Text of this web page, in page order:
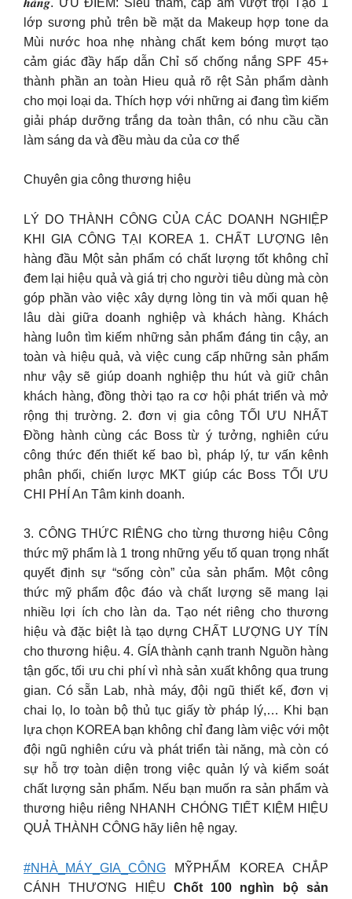
lớp sương phủ trên bề mặt da Makeup hợp tone da
Mùi nước hoa nhẹ nhàng chất kem bóng mượt tạo
cảm giác đầy hấp dẫn Chỉ số chống nắng SPF 45+
thành phần an toàn Hieu quả rõ rệt Sản phẩm dành
cho mọi loại da. Thích hợp với những ai đang tìm kiếm
giải pháp dưỡng trắng da toàn thân, có nhu cầu cần
làm sáng da và đều màu da của cơ thể
Chuyên gia công thương hiệu
LÝ DO THÀNH CÔNG CỦA CÁC DOANH NGHIỆP
KHI GIA CÔNG TẠI KOREA 1. CHẤT LƯỢNG lên
hàng đầu Một sản phẩm có chất lượng tốt không chỉ
đem lại hiệu quả và giá trị cho người tiêu dùng mà còn
góp phần vào việc xây dựng lòng tin và mối quan hệ
lâu dài giữa doanh nghiệp và khách hàng. Khách
hàng luôn tìm kiếm những sản phẩm đáng tin cậy, an
toàn và hiệu quả, và việc cung cấp những sản phẩm
như vậy sẽ giúp doanh nghiệp thu hút và giữ chân
khách hàng, đồng thời tạo ra cơ hội phát triển và mở
rộng thị trường. 2. đơn vị gia công TỐI ƯU NHẤT
Đồng hành cùng các Boss từ ý tưởng, nghiên cứu
công thức đến thiết kế bao bì, pháp lý, tư vấn kênh
phân phối, chiến lược MKT giúp các Boss TỐI ƯU
CHI PHÍ An Tâm kinh doanh.
3. CÔNG THỨC RIÊNG cho từng thương hiệu Công
thức mỹ phẩm là 1 trong những yếu tố quan trọng nhất
quyết định sự “sống còn” của sản phẩm. Một công
thức mỹ phẩm độc đáo và chất lượng sẽ mang lại
nhiều lợi ích cho làn da. Tạo nét riêng cho thương
hiệu và đặc biệt là tạo dựng CHẤT LƯỢNG UY TÍN
cho thương hiệu. 4. GÍA thành cạnh tranh Nguồn hàng
tận gốc, tối ưu chi phí vì nhà sản xuất không qua trung
gian. Có sẵn Lab, nhà máy, đội ngũ thiết kế, đơn vị
chai lọ, lo toàn bộ thủ tục giấy tờ pháp lý,… Khi bạn
lựa chọn KOREA bạn không chỉ đang làm việc với một
đội ngũ nghiên cứu và phát triển tài năng, mà còn có
sự hỗ trợ toàn diện trong việc quản lý và kiểm soát
chất lượng sản phẩm. Nếu bạn muốn ra sản phẩm và
thương hiệu riêng NHANH CHÓNG TIẾT KIỆM HIỆU
QUẢ THÀNH CÔNG hãy liên hệ ngay.
#NHÀ_MÁY_GIA_CÔNG MỸPHẨM KOREA CHẮP
CÁNH THƯƠNG HIỆU Chốt 100 nghìn bộ sản